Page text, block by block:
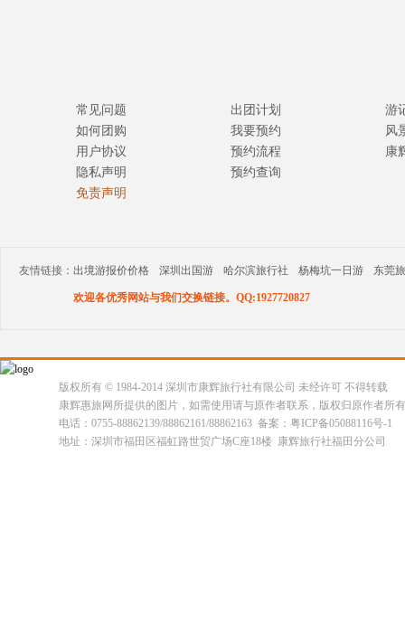
常见问题
如何团购
用户协议
隐私声明
免责声明
出团计划
我要预约
预约流程
预约查询
游
风
康
友情链接： 出境游报价价格 深圳出国游 哈尔滨旅行社 杨梅坑一日游 东莞
欢迎各优秀网站与我们交换链接。QQ:1927720827
版权所有 © 1984-2014 深圳市康辉旅行社有限公司 未经许可 不得转载
康辉惠旅网所提供的图片，如需使用请与原作者联系，版权归原作者所
电话：0755-88862139/88862161/88862163 备案：粤ICP备05088116号-1
地址：深圳市福田区福虹路世贸广场C座18楼 康辉旅行社福田分公司